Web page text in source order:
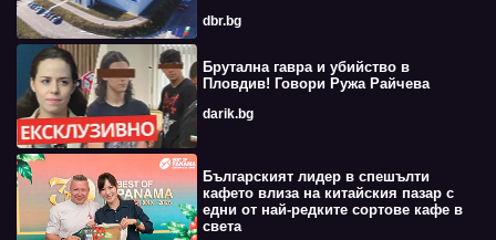
dbr.bg
Брутална гавра и убийство в
Пловдив! Говори Ружа Райчева
darik.bg
Българският лидер в спешълти
кафето влиза на китайския пазар с
едни от най-редките сортове кафе в
света